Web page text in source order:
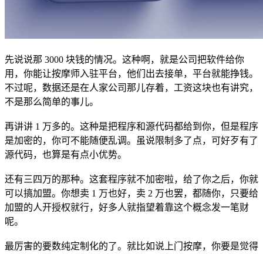
先说说那 3000 块钱的情况。这种啊，就是公司把软件给你
用，你能让按摩师入驻平台，他们出去接单，平台就能挣钱。
不过呢，数据还是在人家公司那儿存着，工资这块也有讲究，
不是那么简单的事儿。
再讲讲 1 万多的。这种是把程序和源代码都给到你，但是程序
是加密的，你可不能随便乱调。虽说限制多了点，可好歹有了
源代码，也算是有点小优势。
还有三四万的那种。这套程序就不加密啦，给了你之后，你就
可以搞加盟。你想卖 1 万也好，卖 2 万也罢，都随你，只要给
加盟的人开授权就行，好多人就指望着靠这个概念发一笔财
呢。
最厉害的要数纯定制化的了。就比如说上门按摩，你要是觉得